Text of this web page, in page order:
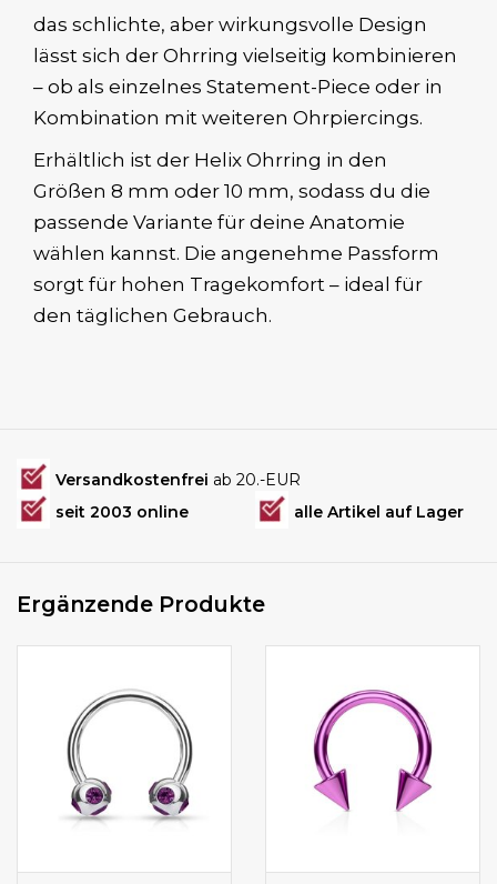
das schlichte, aber wirkungsvolle Design
lässt sich der Ohrring vielseitig kombinieren
– ob als einzelnes Statement-Piece oder in
Kombination mit weiteren Ohrpiercings.
Erhältlich ist der Helix Ohrring in den
Größen 8 mm oder 10 mm, sodass du die
passende Variante für deine Anatomie
wählen kannst. Die angenehme Passform
sorgt für hohen Tragekomfort – ideal für
den täglichen Gebrauch.
Versandkostenfrei ab 20.-EUR
seit 2003 online
alle Artikel auf Lager
Ergänzende Produkte